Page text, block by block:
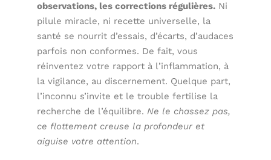
observations, les corrections régulières. Ni
pilule miracle, ni recette universelle, la
santé se nourrit d’essais, d’écarts, d’audaces
parfois non conformes. De fait, vous
réinventez votre rapport à l’inflammation, à
la vigilance, au discernement. Quelque part,
l’inconnu s’invite et le trouble fertilise la
recherche de l’équilibre.Ne le chassez pas,
ce flottement creuse la profondeur et
aiguise votre attention.